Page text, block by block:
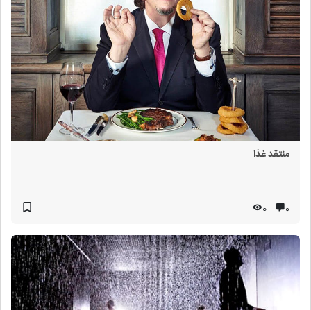
منتقد غذا
۰ 0